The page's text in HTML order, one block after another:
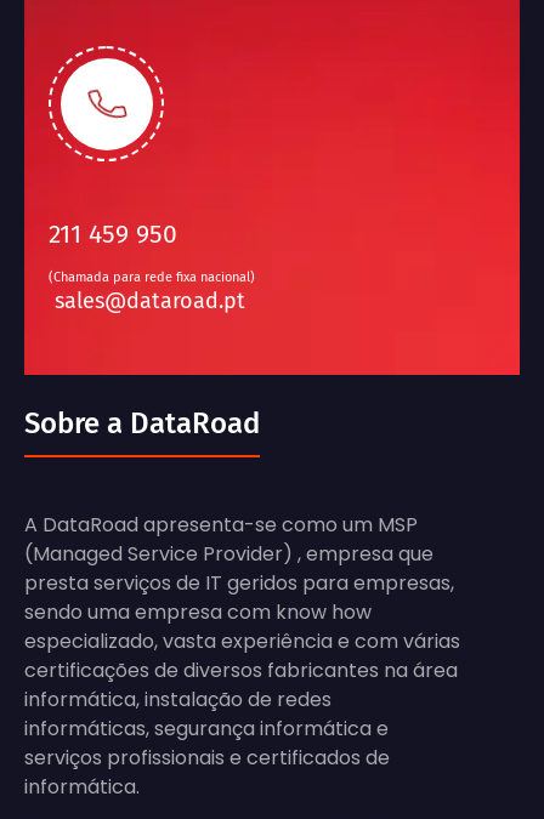
211 459 950
(Chamada para rede fixa nacional)
sales@dataroad.pt
Sobre a DataRoad
A DataRoad apresenta-se como um MSP
(Managed Service Provider) , empresa que
presta serviços de IT geridos para empresas,
sendo uma empresa com know how
especializado, vasta experiência e com várias
certificações de diversos fabricantes na área
informática, instalação de redes
informáticas, segurança informática e
serviços profissionais e certificados de
informática.